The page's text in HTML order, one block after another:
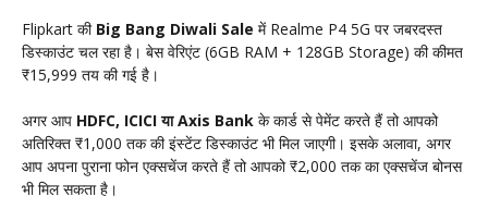
Flipkart की Big Bang Diwali Sale में Realme P4 5G पर जबरदस्त
डिस्काउंट चल रहा है। बेस वेरिएंट (6GB RAM + 128GB Storage) की कीमत
₹15,999 तय की गई है।
अगर आप HDFC, ICICI या Axis Bank के कार्ड से पेमेंट करते हैं तो आपको
अतिरिक्त ₹1,000 तक की इंस्टेंट डिस्काउंट भी मिल जाएगी। इसके अलावा, अगर
आप अपना पुराना फोन एक्सचेंज करते हैं तो आपको ₹2,000 तक का एक्सचेंज बोनस
भी मिल सकता है।